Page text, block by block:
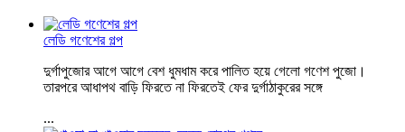
লেডি গণেশের গল্প
দুর্গাপুজোর আগে আগে বেশ ধুমধাম করে পালিত হয়ে গেলো গণেশ পুজো।
তারপরে আধাপথ বাড়ি ফিরতে না ফিরতেই ফের দুর্গাঠাকুরের সঙ্গে
...